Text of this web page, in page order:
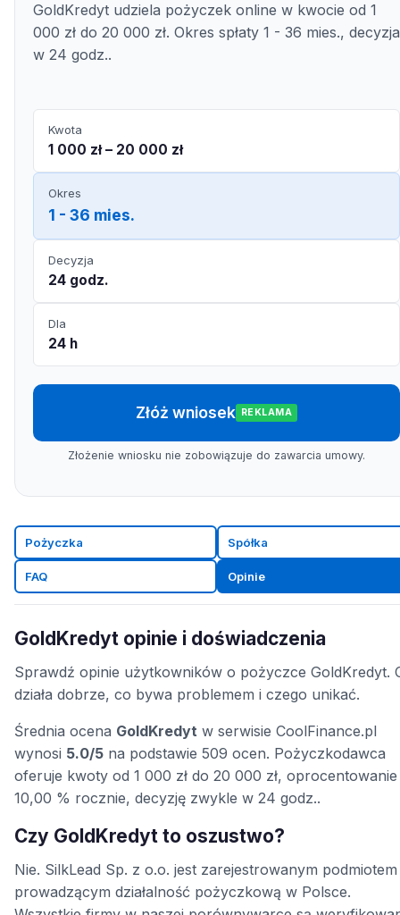
GoldKredyt udziela pożyczek online w kwocie od 1
000 zł do 20 000 zł. Okres spłaty 1 - 36 mies., decyzja
w 24 godz..
Kwota
1 000 zł – 20 000 zł
Okres
1 - 36 mies.
Decyzja
24 godz.
Dla
24 h
Złóż wniosek REKLAMA
Złożenie wniosku nie zobowiązuje do zawarcia umowy.
Pożyczka Spółka
FAQ Opinie
GoldKredyt opinie i doświadczenia
Sprawdź opinie użytkowników o pożyczce GoldKredyt.
działa dobrze, co bywa problemem i czego unikać.
Średnia ocena GoldKredyt w serwisie CoolFinance.pl
wynosi 5.0/5 na podstawie 509 ocen. Pożyczkodawca
oferuje kwoty od 1 000 zł do 20 000 zł,
10,00 % rocznie, decyzję zwykle w 24 godz..
Czy GoldKredyt to oszustwo?
Nie. SilkLead Sp. z o.o. jest zarejestrowanym podmiotem
prowadzącym działalność pożyczkową w Polsce.